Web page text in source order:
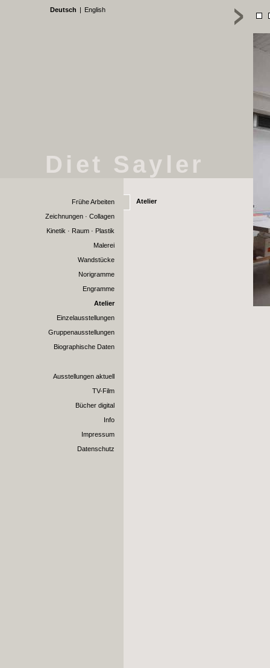
Diet Sayler
Frühe Arbeiten
Zeichnungen · Collagen
Kinetik · Raum · Plastik
Malerei
Wandstücke
Norigramme
Engramme
Atelier
Einzelausstellungen
Gruppenausstellungen
Biographische Daten
Ausstellungen aktuell
TV-Film
Bücher digital
Info
Impressum
Datenschutz
Atelier
Deutsch | English